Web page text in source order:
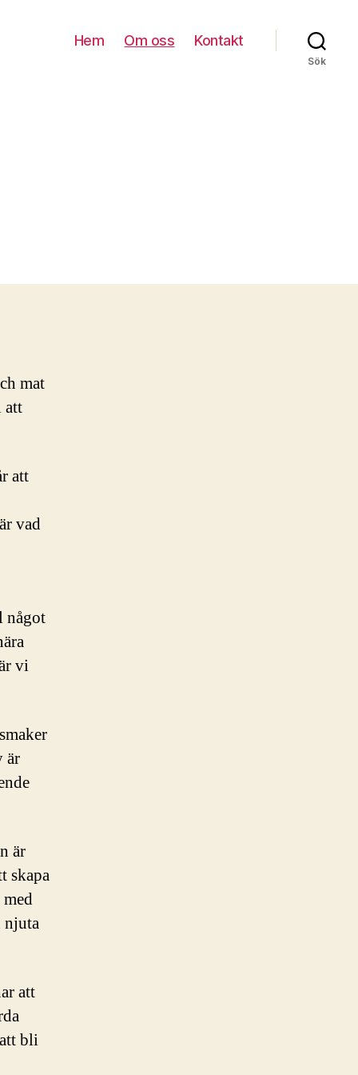
Hem Om oss Kontakt
Sök
mat
att
att
vad
något
vi
är
är
skapa
njuta
att
bli